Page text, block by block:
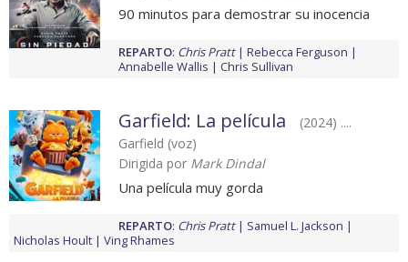
90 minutos para demostrar su inocencia
REPARTO: Chris Pratt
Rebecca Ferguson
Annabelle Wallis
Chris Sullivan
Garfield: La película
(2024) ....
Garfield (voz)
Dirigida por Mark Dindal
Una película muy gorda
REPARTO: Chris Pratt
Samuel L. Jackson
Nicholas Hoult
Ving Rhames